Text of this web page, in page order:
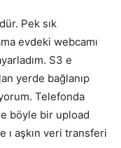
Pek sık
evdeki webcamı
S3 e
yerde bağlanıp
Telefonda
böyle bir upload
ı aşkın veri transferi